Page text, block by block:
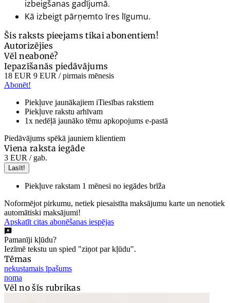
izbeigšanas gadījumā.
Kā izbeigt pārņemto īres līgumu.
Šis raksts pieejams tikai abonentiem!
Autorizējies
Vēl neabonē?
Iepazīšanās piedāvājums
18 EUR 9 EUR / pirmais mēnesis
Abonēt!
Piekļuve jaunākajiem iTiesības rakstiem
Piekļuve rakstu arhīvam
1x nedēļā jaunāko tēmu apkopojums e-pastā
Piedāvājums spēkā jauniem klientiem
Viena raksta iegāde
3 EUR / gab.
Lasīt!
Piekļuve rakstam 1 mēnesi no iegādes brīža
Noformējot pirkumu, netiek piesaistīta maksājumu karte un nenotiek
automātiski maksājumi!
Apskatīt citas abonēšanas iespējas
Pamanīji kļūdu?
Iezīmē tekstu un spied "ziņot par kļūdu".
Tēmas
nekustamais īpašums
noma
Vēl no šīs rubrikas